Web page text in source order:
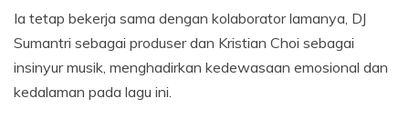
Ia tetap bekerja sama dengan kolaborator lamanya, DJ
Sumantri sebagai produser dan Kristian Choi sebagai
insinyur musik, menghadirkan kedewasaan emosional dan
kedalaman pada lagu ini.